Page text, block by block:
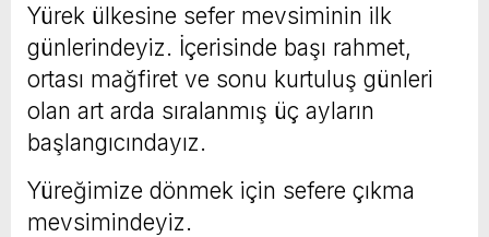
Yürek ülkesine sefer mevsiminin ilk
günlerindeyiz. İçerisinde başı rahmet,
ortası mağfiret ve sonu kurtuluş günleri
olan art arda sıralanmış üç ayların
başlangıcındayız.
Yüreğimize dönmek için sefere çıkma
mevsimindeyiz.